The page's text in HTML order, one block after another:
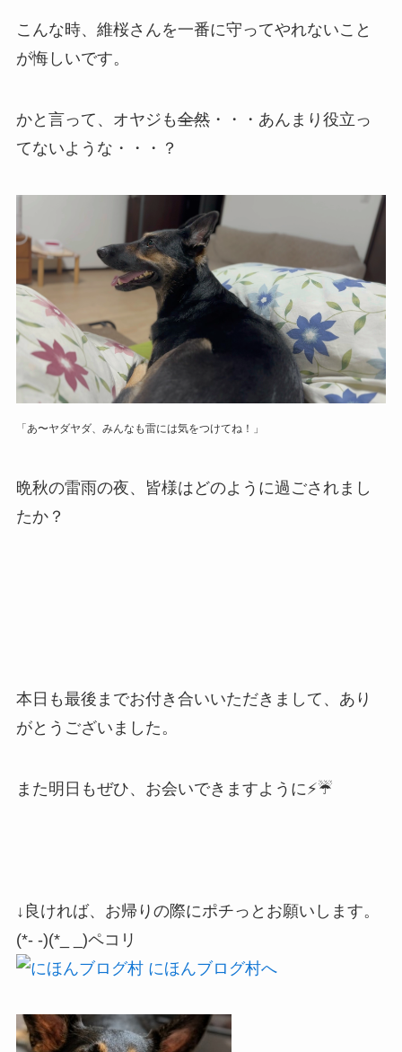
こんな時、維桜さんを一番に守ってやれないこと
が悔しいです。
かと言って、オヤジも全然・・・あんまり役立っ
てないような・・・？
「あ〜ヤダヤダ、みんなも雷には気をつけてね！」
晩秋の雷雨の夜、皆様はどのように過ごされまし
たか？
本日も最後までお付き合いいただきまして、あり
がとうございました。
また明日もぜひ、お会いできますように⚡☔
↓良ければ、お帰りの際にポチっとお願いします。
(*- -)(*_ _)ペコリ